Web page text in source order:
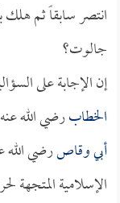
انتصر سابقاً ثم هلك
جالوت؟
إن الإجابة على
الخطابرضي الله
أبي وقاصرضي الله
الإسلامية المتجهة